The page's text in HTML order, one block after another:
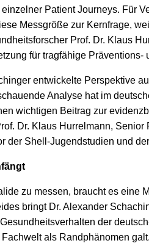
Patient Journeys. Für
Messgröße zur Kernfrage,
Prof. Dr. Klaus
für tragfähige Präventions-
entwickelte Perspektive
Analyse hat im
wichtigen Beitrag zur
Dr. Klaus Hurrelmann,
der Shell-Jugendstudien und
zu messen, braucht es eine
bringt Dr. Alexander
der
als Randphänomen